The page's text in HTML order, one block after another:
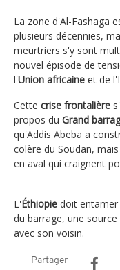
La zone d'Al-Fashaga
plusieurs décennies,
meurtriers s'y sont
nouvel épisode de
l'Union africaine et de
Cette crise frontalière
propos du Grand
qu'Addis Abeba a
colère du Soudan,
en aval qui craignent
L'Éthiopie doit
du barrage, une
avec son voisin.
Partager